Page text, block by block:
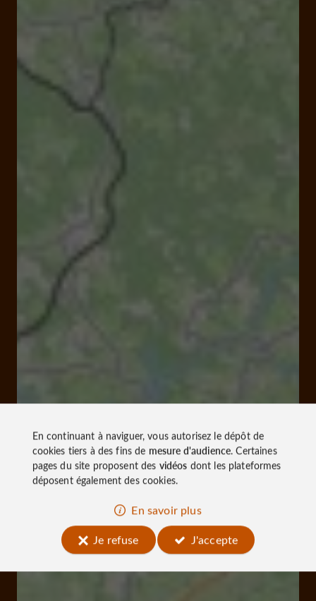
En continuant à naviguer, vous autorisez le dépôt de
cookies tiers à des fins de mesure d'audience. Certaines
pages du site proposent des vidéos dont les plateformes
déposent également des cookies.
En savoir plus
Je refuse
J'accepte